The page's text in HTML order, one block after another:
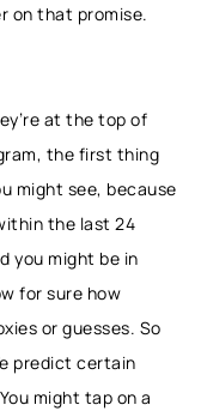
on that promise.
at the top of
the first thing
might see, because
the last 24
you might be in
for sure how
or guesses. So
predict certain
might tap on a